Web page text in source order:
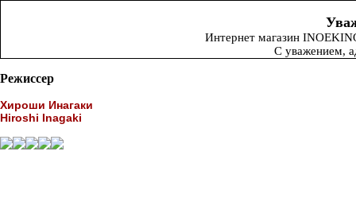
Интернет магазин
С уважением,
Режиссер
Хироши Инагаки
Hiroshi Inagaki